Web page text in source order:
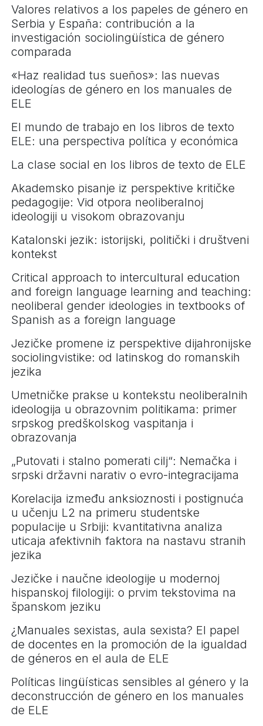
Valores relativos a los papeles de género en
Serbia y España: contribución a la
investigación sociolingüística de género
comparada
«Haz realidad tus sueños»: las nuevas
ideologías de género en los manuales de
ELE
El mundo de trabajo en los libros de texto
ELE: una perspectiva política y económica
La clase social en los libros de texto de ELE
Akademsko pisanje iz perspektive kritičke
pedagogije: Vid otpora neoliberalnoj
ideologiji u visokom obrazovanju
Katalonski jezik: istorijski, politički i društveni
kontekst
Critical approach to intercultural education
and foreign language learning and teaching:
neoliberal gender ideologies in textbooks of
Spanish as a foreign language
Jezičke promene iz perspektive dijahronijske
sociolingvistike: od latinskog do romanskih
jezika
Umetničke prakse u kontekstu neoliberalnih
ideologija u obrazovnim politikama: primer
srpskog predškolskog vaspitanja i
obrazovanja
„Putovati i stalno pomerati cilj“: Nemačka i
srpski državni narativ o evro-integracijama
Korelacija između anksioznosti i postignuća
u učenju L2 na primeru studentske
populacije u Srbiji: kvantitativna analiza
uticaja afektivnih faktora na nastavu stranih
jezika
Jezičke i naučne ideologije u modernoj
hispanskoj filologiji: o prvim tekstovima na
španskom jeziku
¿Manuales sexistas, aula sexista? El papel
de docentes en la promoción de la igualdad
de géneros en el aula de ELE
Políticas lingüísticas sensibles al género y la
deconstrucción de género en los manuales
de ELE